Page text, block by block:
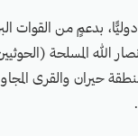
بها دوليًّا، بدعمٍ من
الله المسلحة
حيران والقرى